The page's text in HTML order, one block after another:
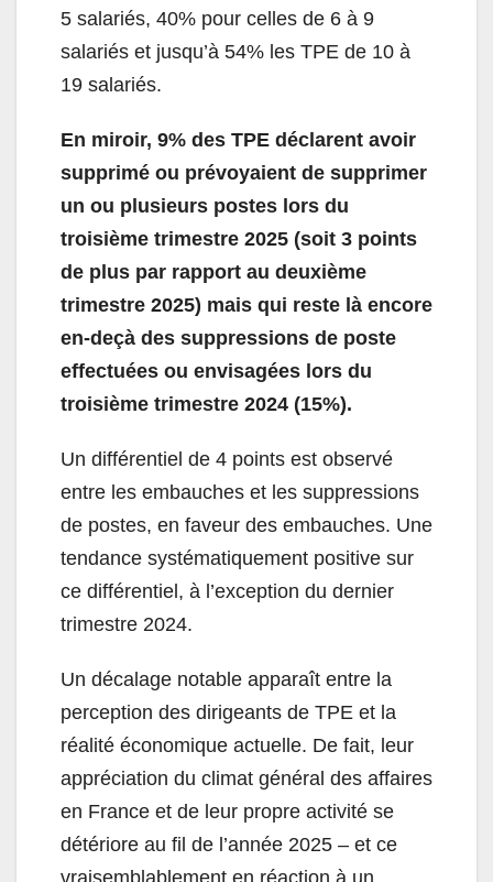
5 salariés, 40% pour celles de 6 à 9
salariés et jusqu’à 54% les TPE de 10 à
19 salariés.
En miroir, 9% des TPE déclarent avoir
supprimé ou prévoyaient de supprimer
un ou plusieurs postes lors du
troisième trimestre 2025 (soit 3 points
de plus par rapport au deuxième
trimestre 2025) mais qui reste là encore
en-deçà des suppressions de poste
effectuées ou envisagées lors du
troisième trimestre 2024 (15%).
Un différentiel de 4 points est observé
entre les embauches et les suppressions
de postes, en faveur des embauches. Une
tendance systématiquement positive sur
ce différentiel, à l’exception du dernier
trimestre 2024.
Un décalage notable apparaît entre la
perception des dirigeants de TPE et la
réalité économique actuelle. De fait, leur
appréciation du climat général des affaires
en France et de leur propre activité se
détériore au fil de l’année 2025 – et ce